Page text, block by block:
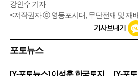
강인수 기자
<저작권자 ⓒ 영등포시대, 무단전재 및 재
기사보내기
포토뉴스
[Y-포토뉴스] 이성훈 한국토지
[Y-포